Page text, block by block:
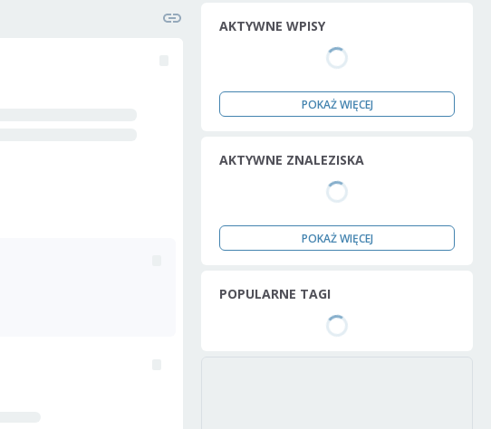
AKTYWNE WPISY
POKAŻ WIĘCEJ
AKTYWNE ZNALEZISKA
POKAŻ WIĘCEJ
POPULARNE TAGI